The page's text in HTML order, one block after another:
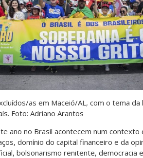
as em Maceió/AL, com o tema da
Foto: Adriano Arantos
ano no Brasil acontecem num contexto
domínio do capital financeiro e da
bolsonarismo renitente, democracia